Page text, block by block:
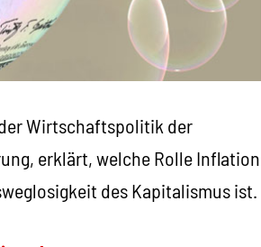
Wirtschaftspolitik der
erklärt, welche Rolle Inflation
des Kapitalismus ist.